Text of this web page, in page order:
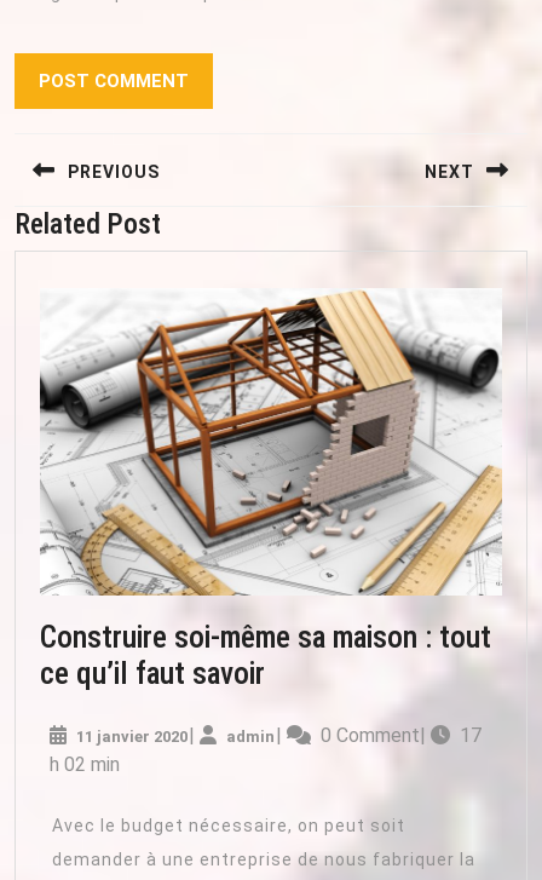
de
l’article
PREVIOUS
Previous
post:
NEXT
post:
Related Post
Construire soi-même sa maison : tout
ce qu’il faut savoir
même
maison
:
11 janvier 202011
| admin admin
| 0 Comment|
17
h 02 min
Avec le budget nécessaire, on peut soit
demander à une entreprise de nous fabriquer la